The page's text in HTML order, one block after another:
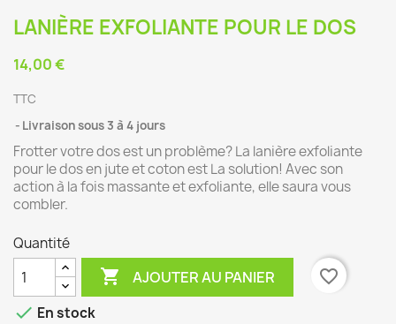
LANIÈRE EXFOLIANTE POUR LE DOS
14,00 €
TTC
Livraison sous 3 à 4 jours
Frotter votre dos est un problème? La lanière exfoliante
pour le dos en jute et coton est La solution! Avec son
action à la fois massante et exfoliante, elle saura vous
combler.
Quantité
 AJOUTER AU PANIER
favorite_border
 En stock